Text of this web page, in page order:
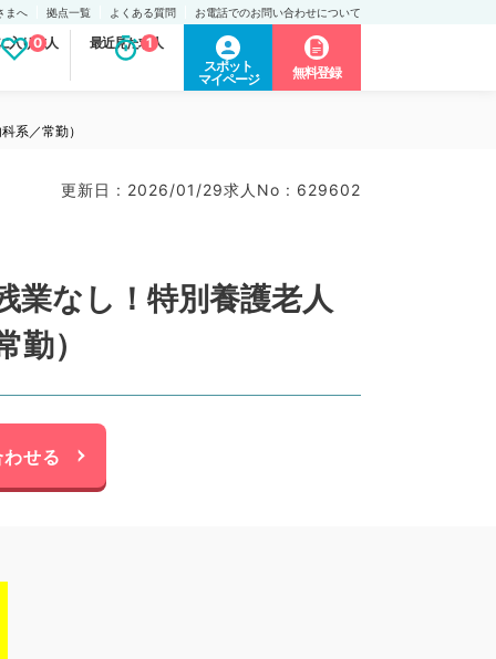
まへ 拠点一覧 よくある質問 お電話でのお問い合わせについて
入り求人
0 最近見た求人
1
スポット
マイページ
無料登録
系／常勤）
更新日 : 2026/01/29求人No : 629602
なし！特別養護老人
）
せる